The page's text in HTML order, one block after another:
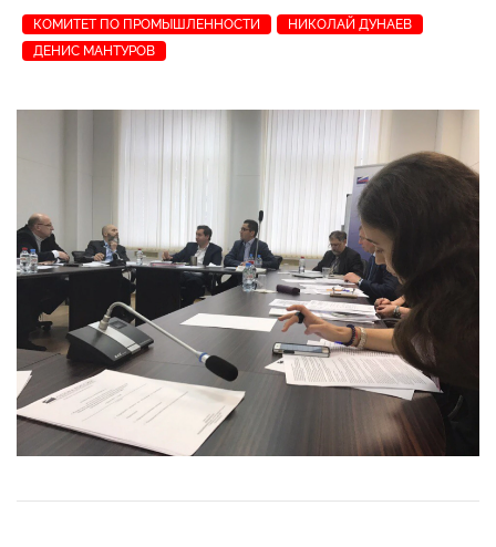
КОМИТЕТ ПО ПРОМЫШЛЕННОСТИ
НИКОЛАЙ ДУНАЕВ
ДЕНИС МАНТУРОВ